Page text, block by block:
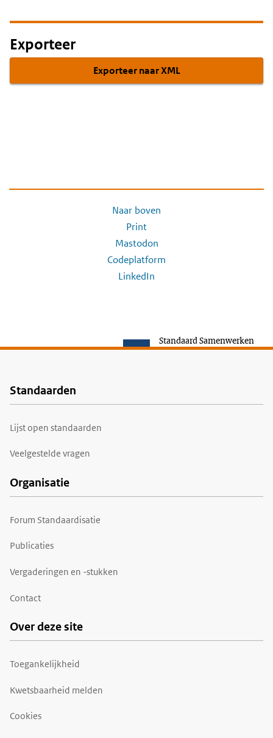
Exporteer
Exporteer naar XML
Naar boven
Print
Mastodon
Codeplatform
LinkedIn
Standaard Samenwerken
Voet
Standaarden
Lijst open standaarden
Veelgestelde vragen
Organisatie
Forum Standaardisatie
Publicaties
Vergaderingen en -stukken
Contact
Over deze site
Toegankelijkheid
Kwetsbaarheid melden
Cookies